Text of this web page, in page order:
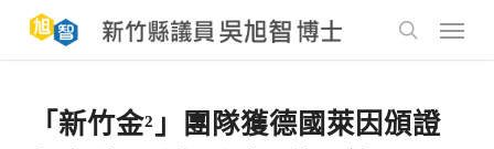
main
Menu
「新竹金²」團隊獲德國萊因頒證